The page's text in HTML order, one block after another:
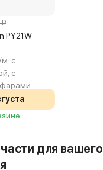
₽
PY21W
м: с
с
для вашего